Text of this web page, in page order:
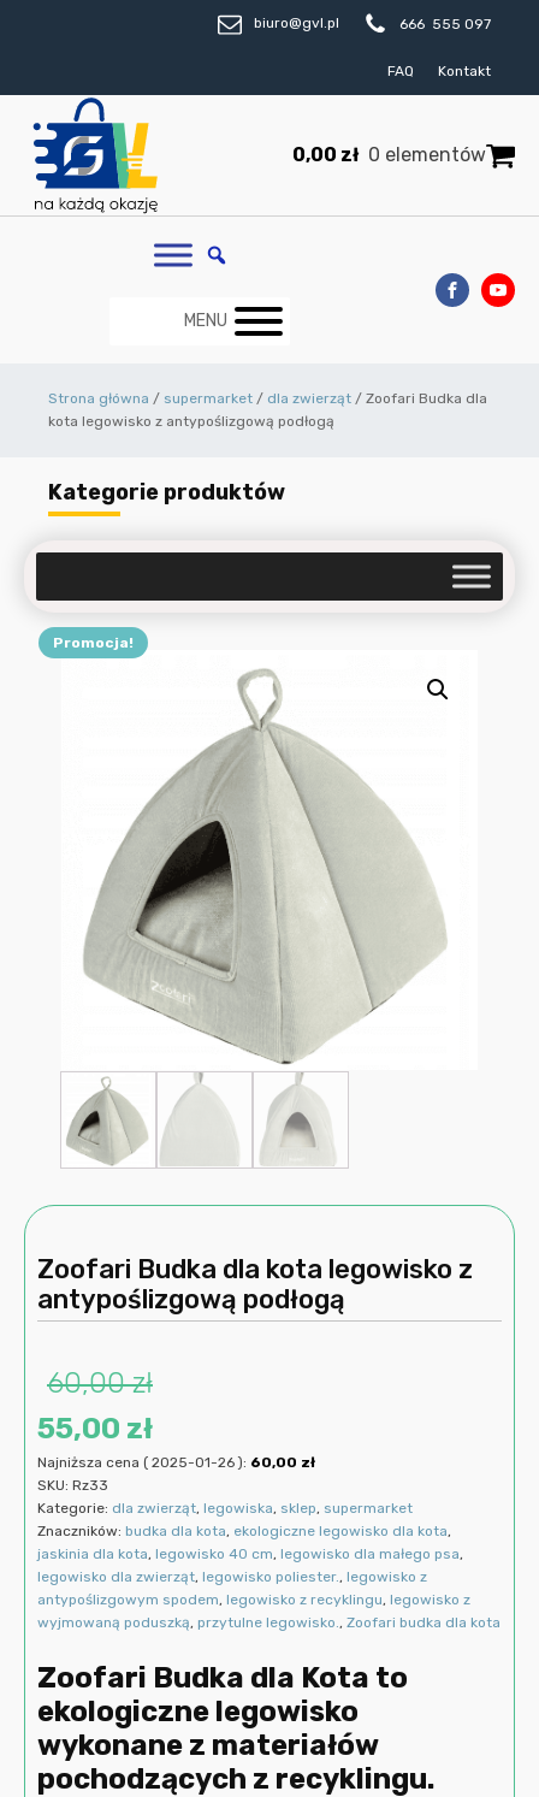
biuro@gvl.pl 666 555 097
FAQ Kontakt
0,00 zł 0 elementów
MENU
Strona główna / supermarket / dla zwierząt / Zoofari Budka dla
kota legowisko z antypoślizgową podłogą
Kategorie produktów
Promocja!
Zoofari Budka dla kota legowisko z
antypoślizgową podłogą
60,00zł
Pierwotna
cena
wynosiła:
60,00 zł.
55,00 złAktualna
cena
wynosi:
55,00 zł.
Najniższa cena ( 2025-01-26): 60,00 zł
SKU: Rz33
Kategorie: dla zwierząt, legowiska, sklep, supermarket
Znaczników: budka dla kota, ekologiczne legowisko dla kota,
jaskinia dla kota, legowisko 40 cm, legowisko dla małego psa,
legowisko dla zwierząt, legowisko poliester. , legowisko z
antypoślizgowym spodem, legowisko z recyklingu, legowisko z
wyjmowaną poduszką, przytulne legowisko. , Zoofari budka dla kota
Zoofari Budka dla Kota to
ekologiczne legowisko
wykonane z materiałów
pochodzących z recyklingu.